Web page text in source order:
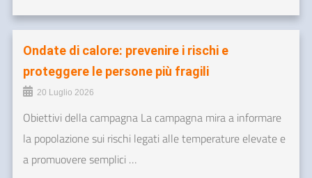
Ondate di calore: prevenire i rischi e
proteggere le persone più fragili
20 Luglio 2026
Obiettivi della campagna La campagna mira a informare
la popolazione sui rischi legati alle temperature elevate e
a promuovere semplici …